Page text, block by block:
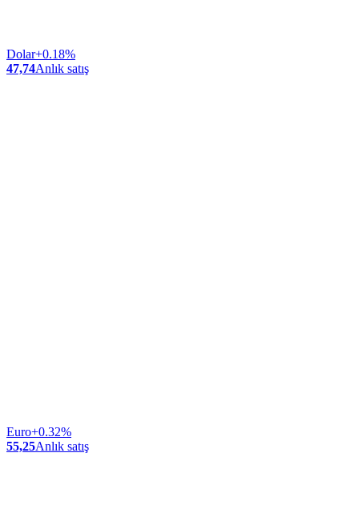
Dolar+0.18%
47,74Anlık satış
Euro+0.32%
55,25Anlık satış